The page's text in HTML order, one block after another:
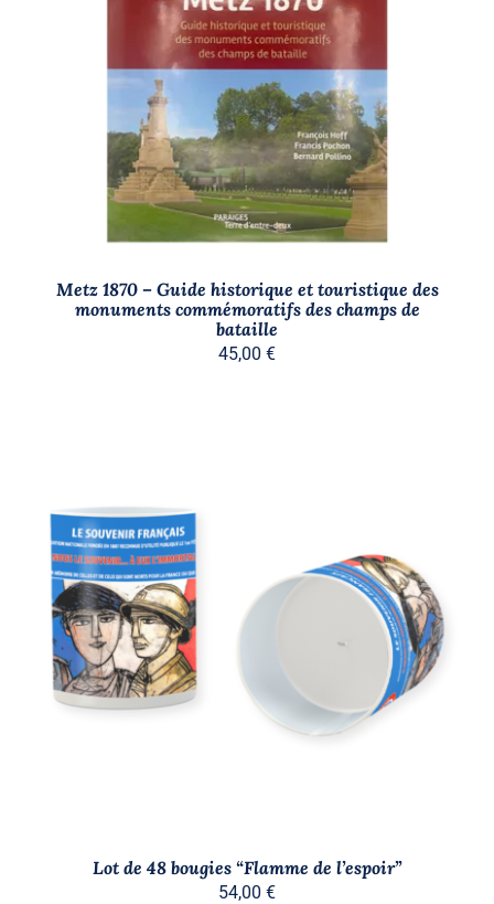
AJOUTER AU PANIER
/
Metz 1870 – Guide historique et touristique des
monuments commémoratifs des champs de
bataille
45,00 €
AJOUTER AU PANIER
DÉTAILS
Lot de 48 bougies “Flamme de l’espoir”
54,00 €